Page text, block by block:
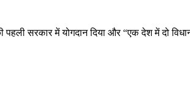
सरकार में योगदान दिया और “एक देश में दो